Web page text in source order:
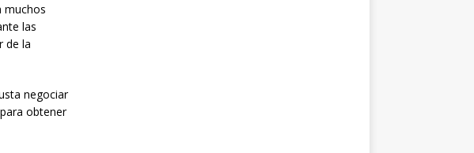
muchos
las
de la
negociar
obtener